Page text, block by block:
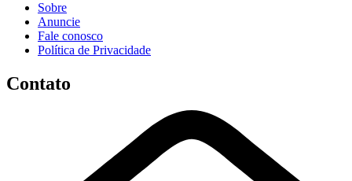
Sobre
Anuncie
Fale conosco
Política de Privacidade
Contato